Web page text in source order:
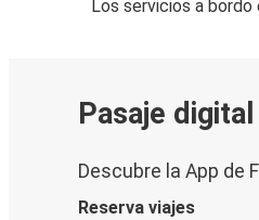
Los servicios a
Pasaje
Descubre la App de
Reserva viajes